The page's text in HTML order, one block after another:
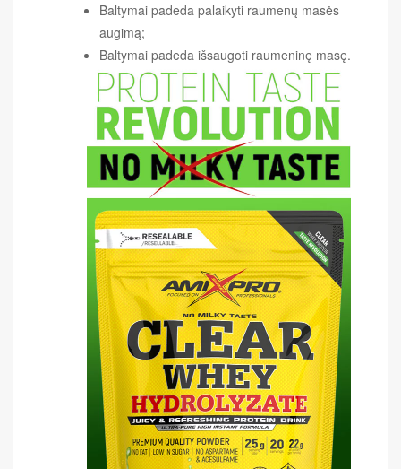
Baltymai padeda palaikyti raumenų masės
augimą;
Baltymai padeda išsaugoti raumeninę masę.